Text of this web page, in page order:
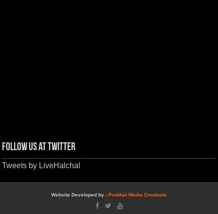
Follow us at Twitter
Tweets by LiveHalchal
Website Developed by - Prabhat Media Creations